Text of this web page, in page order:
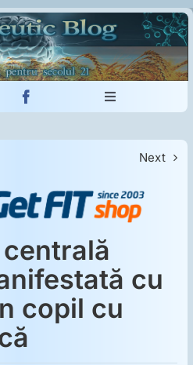
Toggle
Next
cu
copil cu